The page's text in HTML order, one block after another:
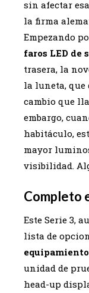
sin afectar
la firma
Empezando
faros LED de
trasera, la
la luneta, que
cambio que
embargo,
habitáculo,
mayor
visibilidad.
Completo
Este Serie 3,
lista de
unidad de
head-up